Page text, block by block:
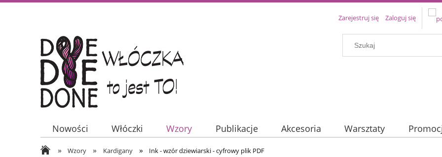
Zarejestruj się Zaloguj się
Nowości Włóczki Wzory Publikacje Akcesoria Warsztaty
» Wzory » Kardigany » Ink - wzór dziewiarski - cyfrowy plik PDF